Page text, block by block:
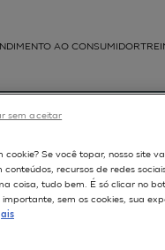
AO CONSUMIDOR
cookie? Se você topar, nosso site
conteúdos, recursos de redes
coisa, tudo bem. É só clicar no
sem os cookies, sua
sem aceitar